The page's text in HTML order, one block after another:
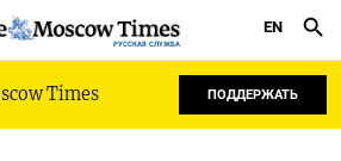
РУССКАЯ СЛУЖБА
EN
Times ПОДДЕРЖАТЬ